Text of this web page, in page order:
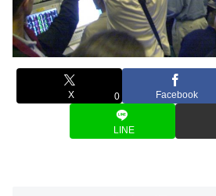
X 0 Facebook
LINE